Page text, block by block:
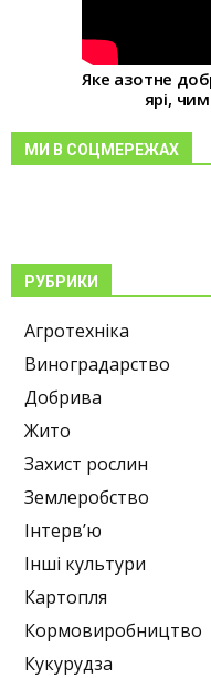
Яке азотне
ярі,
МИ В СОЦМЕРЕЖАХ
РУБРИКИ
Агротехніка
Виноградарство
Добрива
Жито
Захист рослин
Землеробство
Інтерв’ю
Інші культури
Картопля
Кормовиробництво
Кукурудза